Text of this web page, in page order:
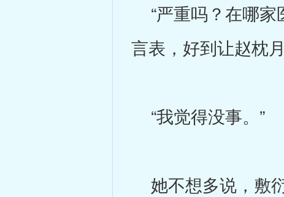
“严重吗？在哪家
言表，好到让赵枕
“我觉得没事。”
她不想多说，敷